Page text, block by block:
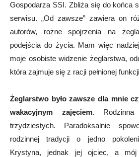
Gospodarza SSI. Zbliża się do końca
serwisu. „Od zawsze” zawiera on
autorów, rożne spojrzenia na
podejścia do życia. Mam więc
moje osobiste widzenie żeglarstwa,
która zajmuje się z racji pełnionej
Żeglarstwo było zawsze dla mnie
wakacyjnym zajęciem.
trzydziestych. Paradoksalnie
rodzinnej tradycji o jedno
Krystyna, jednak jej ojciec, a mój